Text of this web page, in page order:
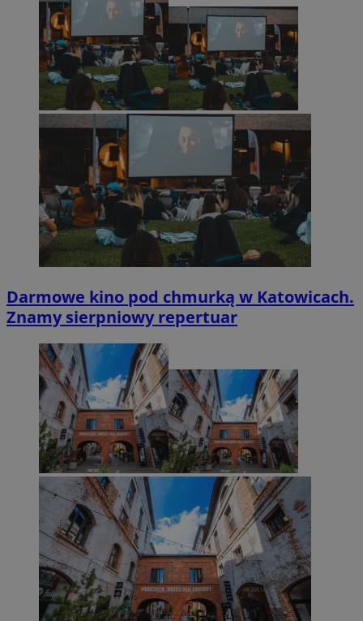
Darmowe kino pod chmurką w Katowicach.
Znamy sierpniowy repertuar